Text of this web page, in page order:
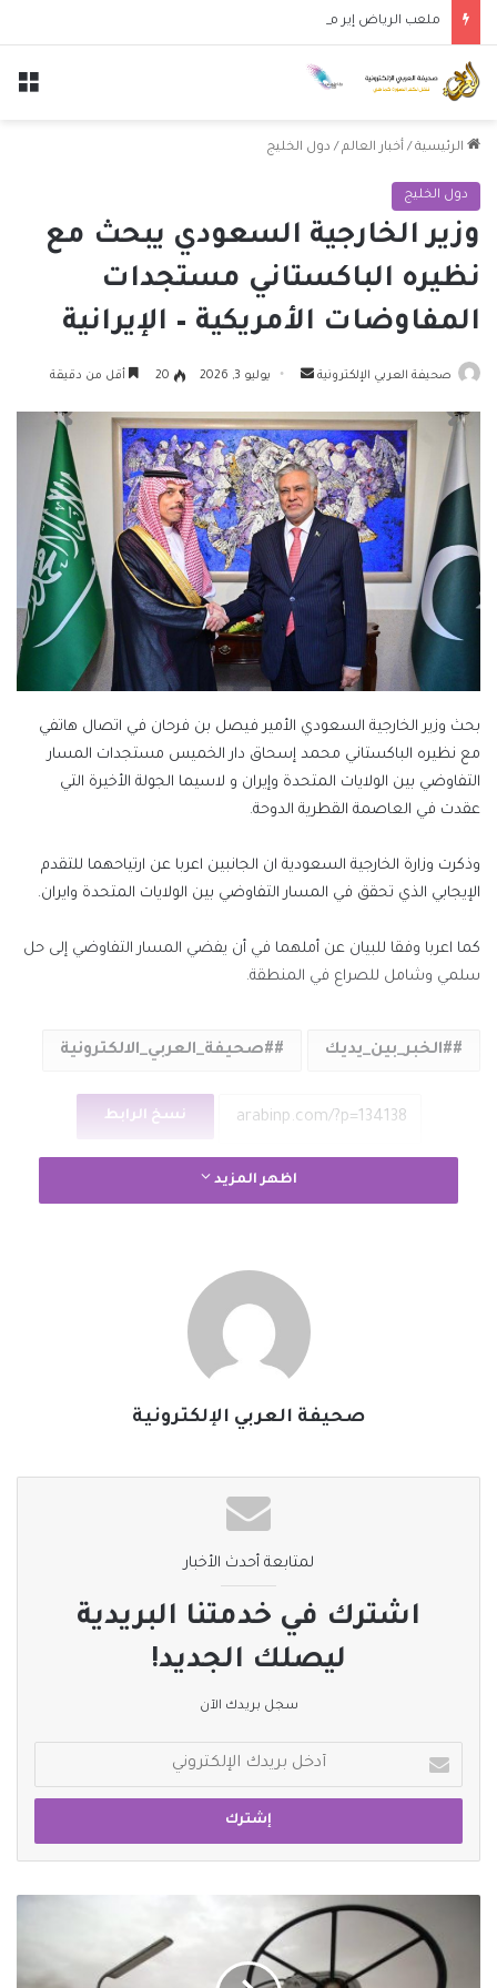
الرئيسية / أخبار العالم / دول الخليج
دول الخليج
وزير الخارجية السعودي يبحث مع
نظيره الباكستاني مستجدات
المفاوضات الأمريكية – الإيرانية
صحيفة العربي الإلكترونية
أرسل
إلكترونيا
يوليو 3, 2026 20 أقل من دقيقة
بحث وزير الخارجية السعودي الأمير فيصل بن فرحان في اتصال هاتفي
مع نظيره الباكستاني محمد إسحاق دار الخميس مستجدات المسار
التفاوضي بين الولايات المتحدة وإيران و لاسيما الجولة الأخيرة التي
عقدت في العاصمة القطرية الدوحة.
وذكرت وزارة الخارجية السعودية ان الجانبين اعربا عن ارتياحهما للتقدم
الإيجابي الذي تحقق في المسار التفاوضي بين الولايات المتحدة وايران.
كما اعربا وفقا للبيان عن أملهما في أن يفضي المسار التفاوضي إلى حل
سلمي وشامل للصراع في المنطقة.
#الخبر_بين_يديك #صحيفة_العربي_الالكترونية
نسخ الرابط
اظهر المزيد
صحيفة العربي الإلكترونية
لمتابعة أحدث الأخبار
اشترك في خدمتنا البريدية
ليصلك الجديد!
سجل بريدك الآن
بريدك
الإلكتروني